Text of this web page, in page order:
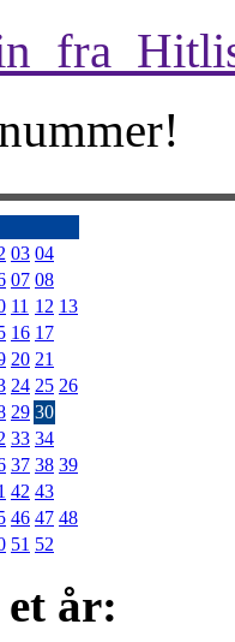
03 04
07 08
11 12 13
16 17
20 21
24 25 26
29 30
33 34
37 38 39
42 43
46 47 48
51 52
år: